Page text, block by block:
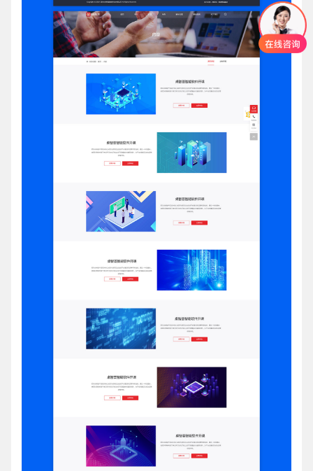
创意品牌型网站 标准企业官网建设
电商及系统平台开发 · 微信小程序开发